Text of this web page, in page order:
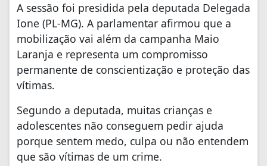
A sessão foi presidida pela deputada Delegada
Ione (PL-MG). A parlamentar afirmou que a
mobilização vai além da campanha Maio
Laranja e representa um compromisso
permanente de conscientização e proteção das
vítimas.
Segundo a deputada, muitas crianças e
adolescentes não conseguem pedir ajuda
porque sentem medo, culpa ou não entendem
que são vítimas de um crime.